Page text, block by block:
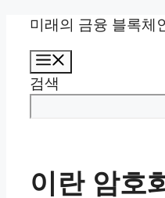
미래의 금융 블록체
검색
이란 암호